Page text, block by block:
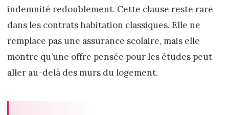
indemnité redoublement. Cette clause reste rare
dans les contrats habitation classiques. Elle ne
remplace pas une assurance scolaire, mais elle
montre qu’une offre pensée pour les études peut
aller au-delà des murs du logement.